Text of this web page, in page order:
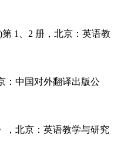
1、2 册，北京：英语教
：中国对外翻译出版公
，北京：英语教学与研究